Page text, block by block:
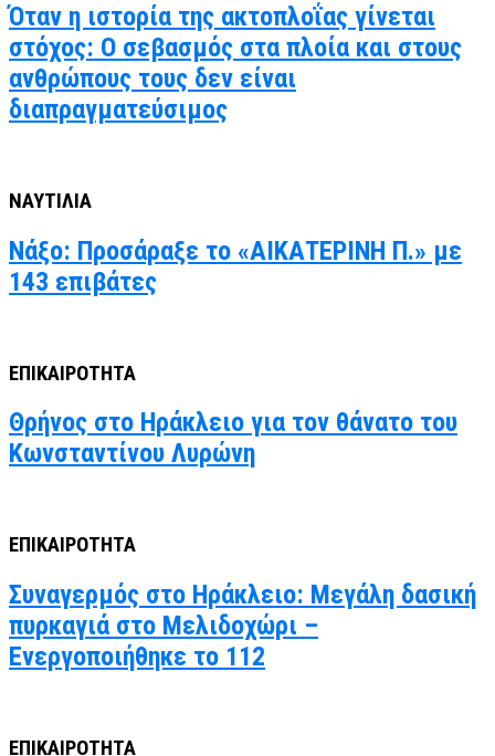
Όταν η ιστορία της ακτοπλοΐας γίνεται
στόχος: Ο σεβασμός στα πλοία και στους
ανθρώπους τους δεν είναι
διαπραγματεύσιμος
ΝΑΥΤΙΛΙΑ
Νάξο: Προσάραξε το «ΑΙΚΑΤΕΡΙΝΗ Π.» με
143 επιβάτες
ΕΠΙΚΑΙΡΟΤΗΤΑ
Θρήνος στο Ηράκλειο για τον θάνατο του
Κωνσταντίνου Λυρώνη
ΕΠΙΚΑΙΡΟΤΗΤΑ
Συναγερμός στο Ηράκλειο: Μεγάλη δασική
πυρκαγιά στο Μελιδοχώρι –
Ενεργοποιήθηκε το 112
ΕΠΙΚΑΙΡΟΤΗΤΑ